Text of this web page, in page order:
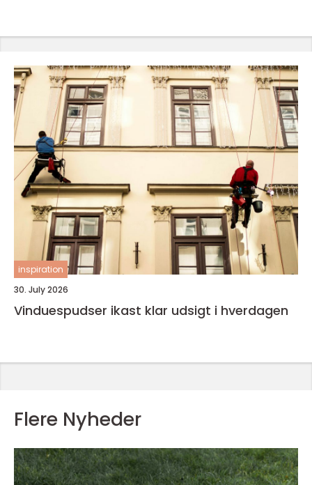
inspiration
30. July 2026
Vinduespudser ikast klar udsigt i hverdagen
Flere Nyheder